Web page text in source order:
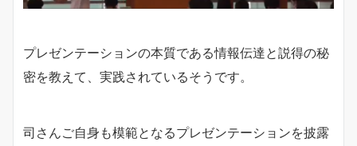
プレゼンテーションの本質である情報伝達と説得の秘
密を教えて、実践されているそうです。
司さんご自身も模範となるプレゼンテーションを披露